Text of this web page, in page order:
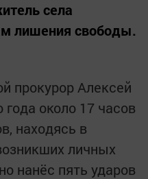
села
лишения свободы.
прокурор Алексей
около 17 часов
находясь в
личных
нанёс пять ударов